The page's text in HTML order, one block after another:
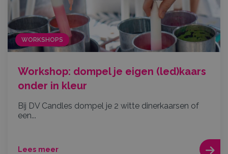
WORKSHOPS
Workshop: dompel je eigen (led)kaars
onder in kleur
Bij DV Candles dompel je 2 witte dinerkaarsen of
een...
Lees meer